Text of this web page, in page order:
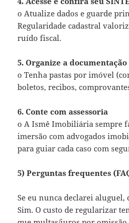
o Atualize dados e guarde
Regularidade cadastral
ruído fiscal.
5. Organize a documentação
o Tenha pastas por imóvel
boletos, recibos,
6. Conte com assessoria
o A Ismê Imobiliária sempre
imersão com advogados
para guiar cada caso com
5) Perguntas frequentes
Se eu nunca declarei aluguel,
Sim. O custo de regularizar